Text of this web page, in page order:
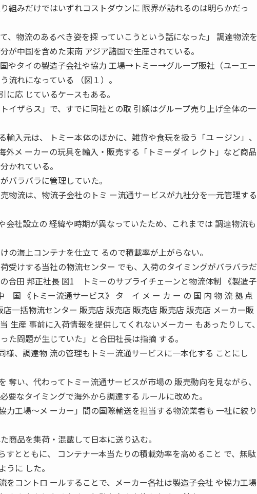
組みだけではいずれコストダウンに 限界が訪れるのは明らかだっ
、物流のあるべき姿を探 っていこうという話になった」 調達物流を
が中国を含めた東南 アジア諸国で生産されている。
やタイの製造子会社や協力 工場→トミー→グループ販社（ユーエー
れになっている （図１）。
応 じているケースもある。
イザらス」で、すでに同社との取 引額はグループ売り上げ全体の一
輸入元は、 トミー本体のほかに、雑貨や食玩を扱う「ユ ージン」、
外メ ーカーの玩具を輸入・販売する「トミーダイ レクト」など商品
かれている。
バラバラに管理していた。
物流は、物流子会社のトミ ー流通サービスが九社分を一元管理する
会社設立の 経緯や時期が異なっていたため、これまでは 調達物流も
の海上コンテナを仕立て るので積載率が上がらない。
受けする当社の物流センター でも、入荷のタイミングがバラバラだ
合田 邦正社長 図1 トミーのサプライチェーンと物流体制 《製造子
国 《トミー流通サービス》 タ イ メ ー カ ー の 国 内 物 流 拠 点
店一括物流センター 販売店 販売店 販売店 販売店 販売店 メーカー販
生産 事前に入荷情報を提供してくれないメーカー もあったりして、
た問題が生じていた」と合田社長は指摘 する。
様、調達物 流の管理もトミー流通サービスに一本化する ことにし
奪い、代わってトミー流通サービスが市場の 販売動向を見ながら、
要なタイミングで海外から調達する ルールに改めた。
力工場〜メ ーカー」間の国際輸送を担当する物流業者も 一社に絞り
商品を集荷・混載して日本に送り込む。
すとともに、 コンテナ一本当たりの積載効率を高めること で、無駄
に した。
をコントロ ールすることで、メーカー各社は製造子会社 や協力工場